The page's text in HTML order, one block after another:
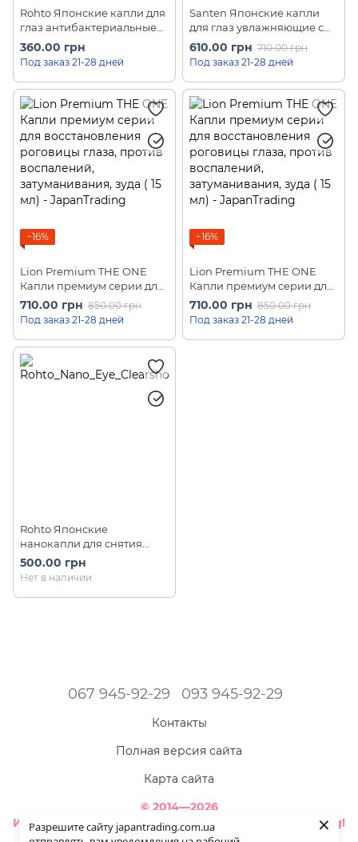
Разрешите сайту japantrading.com.ua
×
Rohto Японские капли для
глаз антибактериальные
Antibacterial ИС0 (10 мл)
360.00 грн
Под заказ 21-28 дней
Santen Японские капли
для глаз увлажняющие с
запахом розы Beauteye
Eye SANTEN ИС3 (12 мл)
610.00 грн 710.00 грн
Под заказ 21-28 дней
−16%
Lion Premium THE ONE
Капли премиум серии для
восстановления роговицы
глаза, против воспалений,
затуманивания, зуда Smile
40 Cool ( 15 мл)
710.00 грн 850.00 грн
Под заказ 21-28 дней
−16%
Lion Premium THE ONE
Капли премиум серии для
восстановления роговицы
глаза, против воспалений,
затуманивания, зуда Smile
40 Cool MAX (15 мл)
710.00 грн 850.00 грн
Под заказ 21-28 дней
Rohto Японские
нанокапли для снятия
покраснений Nano Eye
Clearshot ИС3 (6 мл)
500.00 грн
Нет в наличии
067 945-92-29 093 945-92-29
Контакты
Полная версия сайта
Карта сайта
© 2014—2026
Интернет-магазин товаров из Японии - Japan Trading!
Наша красота ярче - когда мы полностью здоровы!